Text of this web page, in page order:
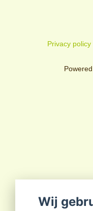
Privacy policy
Wij